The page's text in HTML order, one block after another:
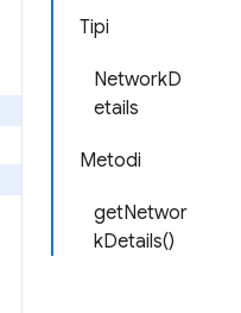
Tipi
NetworkD
etails
Metodi
getNetwor
kDetails()